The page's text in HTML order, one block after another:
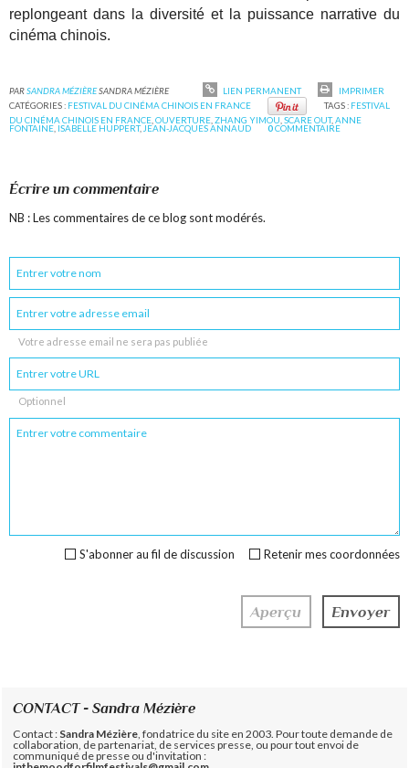
replongeant dans la diversité et la puissance narrative du
cinéma chinois.
PARSANDRA MÉZIÈRESANDRA MÉZIÈRE LIEN PERMANENT
IMPRIMER
CATÉGORIES : FESTIVAL DU CINÉMA CHINOIS EN FRANCE TAGS : FESTIVAL
DU CINÉMA CHINOIS EN FRANCE,OUVERTURE,ZHANG YIMOU,SCARE OUT,ANNE
FONTAINE, ISABELLE HUPPERT,JEAN-JACQUES ANNAUD 0COMMENTAIRE
Écrire un commentaire
NB : Les commentaires de ce blog sont modérés.
Votre adresse email ne sera pas publiée
Optionnel
Retenir mes coordonnées
S'abonner au fil de discussion
CONTACT - Sandra Mézière
Contact : Sandra Mézière , fondatrice du site en 2003. Pour toute demande de
collaboration, de partenariat, de services presse, ou pour tout envoi de
communiqué de presse ou d'invitation :